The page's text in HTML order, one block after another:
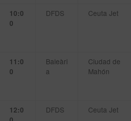
10:0
0
DFDS Ceuta Jet
11:0
0
Baleàri
a
Ciudad de
Mahón
12:0
DFDS Ceuta Jet